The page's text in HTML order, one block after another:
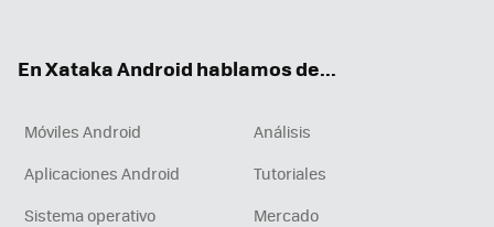
En Xataka Android hablamos de...
Móviles Android
Análisis
Aplicaciones Android
Tutoriales
Sistema operativo
Mercado